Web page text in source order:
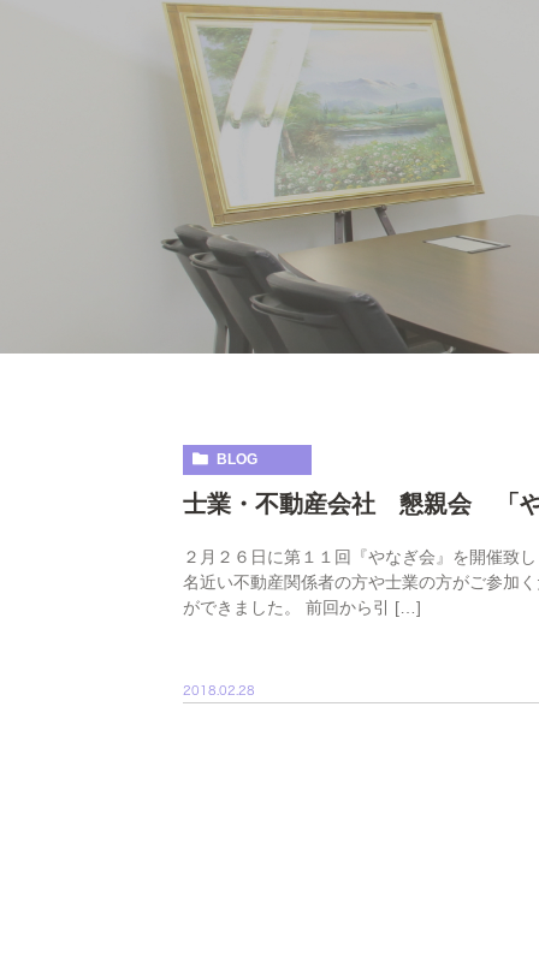
BLOG
士業・不動産会社 懇親会 「
２月２６日に第１１回『やなぎ会』を開催致
名近い不動産関係者の方や士業の方がご参加
ができました。 前回から引 […]
2018.02.28